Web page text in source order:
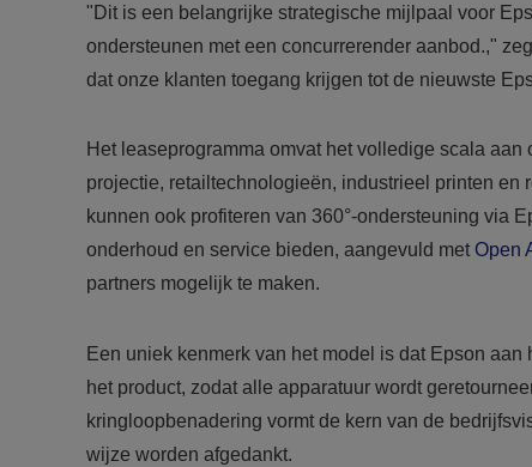
"Dit is een belangrijke strategische mijlpaal voor
ondersteunen met een concurrerender aanbod.,"
dat onze klanten toegang krijgen tot de nieuwste
Het leaseprogramma omvat het volledige scala
projectie, retailtechnologieën, industrieel printen
kunnen ook profiteren van 360°-ondersteuning via
onderhoud en service bieden, aangevuld met Open
partners mogelijk te maken.
Een uniek kenmerk van het model is dat Epson
het product, zodat alle apparatuur wordt
kringloopbenadering vormt de kern van de
wijze worden afgedankt.